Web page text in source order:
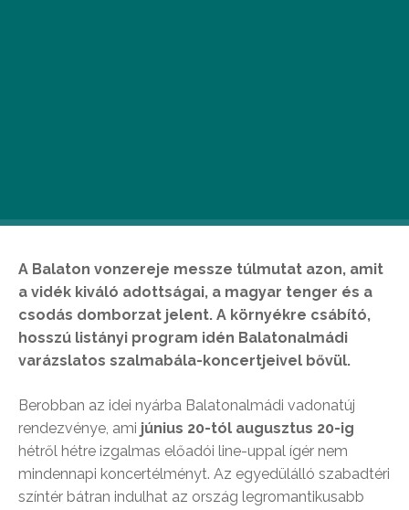
A Balaton vonzereje messze túlmutat azon, amit
a vidék kiváló adottságai, a magyar tenger és a
csodás domborzat jelent. A környékre csábító,
hosszú listányi program idén Balatonalmádi
varázslatos szalmabála-koncertjeivel bővül.
Berobban az idei nyárba Balatonalmádi vadonatúj
rendezvénye, ami június 20-tól augusztus 20-ig
hétről hétre izgalmas előadói line-uppal ígér nem
mindennapi koncertélményt. Az egyedülálló szabadtéri
színtér bátran indulhat az ország legromantikusabb